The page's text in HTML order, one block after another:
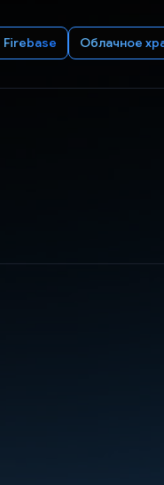
Firebase Облачное